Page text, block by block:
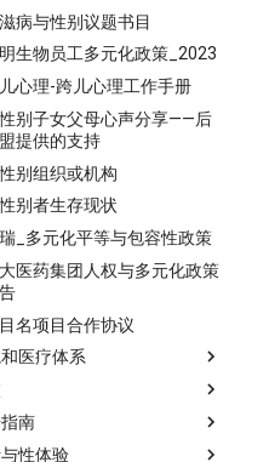
病与性别议题书目
生物员工多元化政策_2023
心理-跨儿心理工作手册
别子女父母心声分享——后
提供的支持
别组织或机构
别者生存现状
_多元化平等与包容性政策
医药集团人权与多元化政策
名项目合作协议
医疗体系
南
性体验